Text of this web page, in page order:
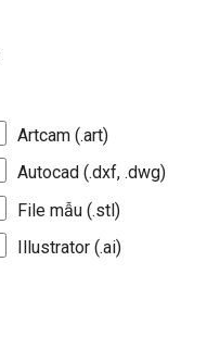
Artcam (.art)
Autocad (.dxf, .dwg)
File mẫu (.stl)
Illustrator (.ai)